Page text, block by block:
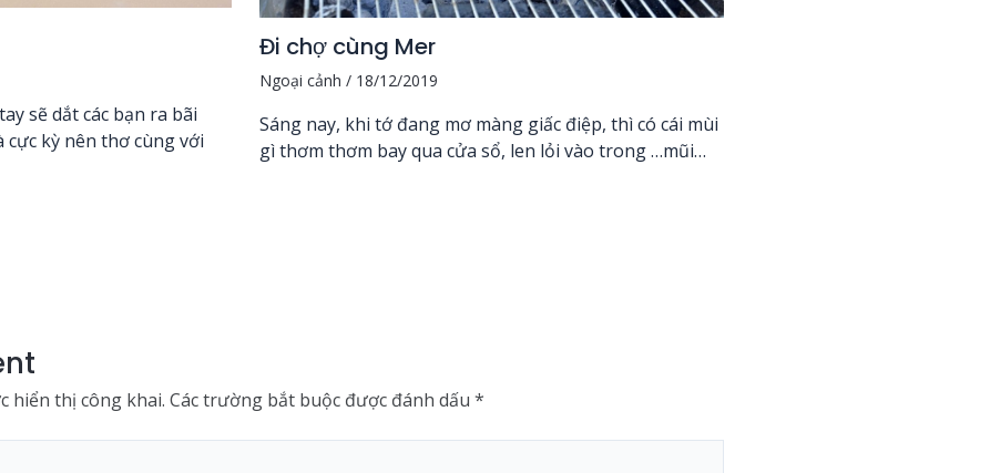
sẽ dắt các bạn ra bãi
cực kỳ nên thơ cùng với
Đi chợ cùng Mer
Ngoại cảnh / 18/12/2019
Sáng nay, khi tớ đang mơ màng giấc điệp, thì có cái mùi
gì thơm thơm bay qua cửa sổ, len lỏi vào trong …mũi…
hiển thị công khai. Các trường bắt buộc được đánh dấu *